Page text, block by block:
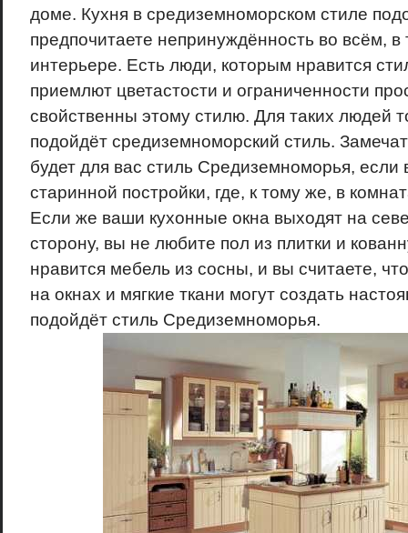
доме. Кухня в средиземноморском стиле
предпочитаете непринуждённость во всём, в
интерьере. Есть люди, которым нравится
приемлют цветастости и ограниченности
свойственны этому стилю. Для таких людей
подойдёт средиземноморский стиль.
будет для вас стиль Средиземноморья,
старинной постройки, где, к тому же, в
Если же ваши кухонные окна выходят на
сторону, вы не любите пол из плитки и
нравится мебель из сосны, и вы считаете,
на окнах и мягкие ткани могут создать
подойдёт стиль Средиземноморья.